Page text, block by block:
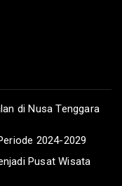
di Nusa Tenggara
2024-2029
Pusat Wisata